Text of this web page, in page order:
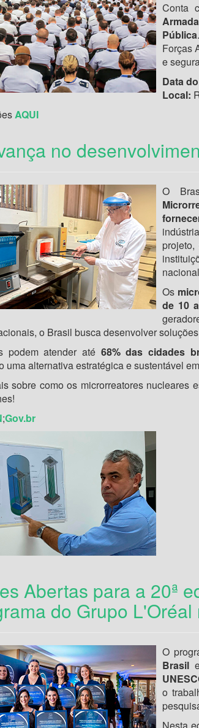
Conta
Pública
Forças
e
Data
Local:
AQUI
no
O
Os
de 10
o Brasil busca desenvolver
podem atender até 68% das cidades
uma alternativa estratégica e sustentável
sobre como os microrreatores
;Gov.br
Abertas para a 20ª
do Grupo
O
Brasil
o